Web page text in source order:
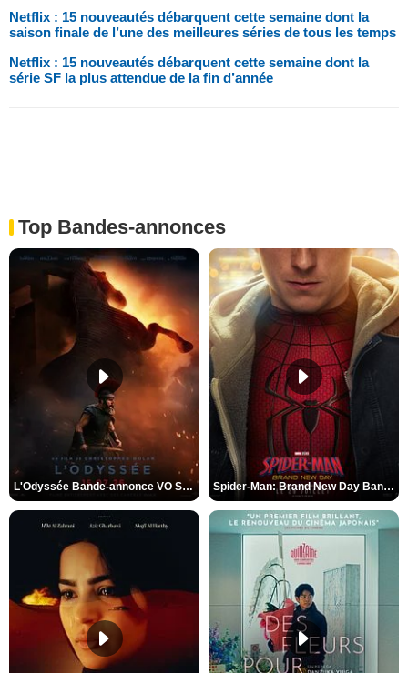
Netflix : 15 nouveautés débarquent cette semaine dont la
saison finale de l’une des meilleures séries de tous les temps
Netflix : 15 nouveautés débarquent cette semaine dont la
série SF la plus attendue de la fin d’année
Top Bandes-annonces
L'Odyssée Bande-annonce VO STFR Spider-Man: Brand New Day Bande-annonce VO STFR